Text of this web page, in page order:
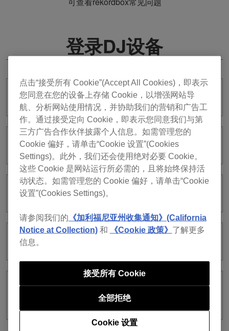
登录DJ设备
如果我登录DJ设备，我该怎么办？
如何使用二维码登录DJ设备？
如何将移动设备放在DJ设备上登录？
哪些DJ设备可以用于登录？
登录DJ设备和rekordbox for
iOS/Android之间有关系吗？
点击“接受所有 Cookie”(Accept All Cookies)，即表示
您同意在您的设备上存储 Cookie，以增强网站导
航、分析网站使用情况，并协助我们的营销和广告工
作。通过接受定向 Cookie，即表示您同意我们与第
三方广告合作伙伴披露个人信息。如需管理您的
Cookie 偏好，请单击“Cookie 设置”(Cookies
Settings)。此外，我们还会使用绝对必要 Cookie。
这些 Cookie 是网站运行所必需的，且将始终保持活
动状态。如需管理您的 Cookie 偏好，请单击“Cookie
设置”(Cookies Settings)。
请参阅我们的 《加利福尼亚州收集通知》(California
Notice at Collection)和 《Cookie 政策》 了解更多
信息。
Cookie 设置
全部拒绝
接受所有 Cookie